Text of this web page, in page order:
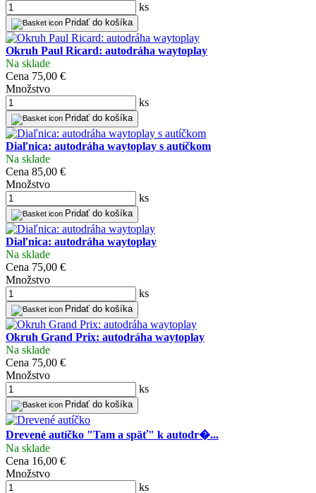
ks
Pridať do košíka
Okruh Paul Ricard: autodráha waytoplay
Na sklade
Cena 75,00 €
Množstvo
ks
Pridať do košíka
Diaľnica: autodráha waytoplay s autíčkom
Na sklade
Cena 85,00 €
Množstvo
ks
Pridať do košíka
Diaľnica: autodráha waytoplay
Na sklade
Cena 75,00 €
Množstvo
ks
Pridať do košíka
Okruh Grand Prix: autodráha waytoplay
Na sklade
Cena 75,00 €
Množstvo
ks
Pridať do košíka
Drevené autíčko "Tam a späť" k autodr�...
Na sklade
Cena 16,00 €
Množstvo
ks